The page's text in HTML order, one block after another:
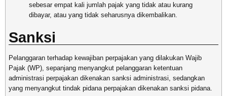
sebesar empat kali jumlah pajak yang tidak atau kurang
dibayar, atau yang tidak seharusnya dikembalikan.
Sanksi
Pelanggaran terhadap kewajiban perpajakan yang dilakukan Wajib
Pajak (WP), sepanjang menyangkut pelanggaran ketentuan
administrasi perpajakan dikenakan sanksi administrasi, sedangkan
yang menyangkut tindak pidana perpajakan dikenakan sanksi pidana.